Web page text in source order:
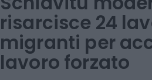
risarcisce 24
migranti per
lavoro forzato